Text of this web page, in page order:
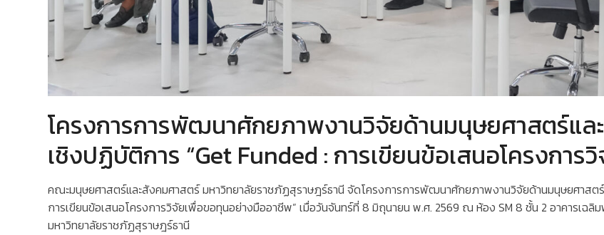
โครงการการพัฒนาศักยภาพงานวิจัยด้านมนุษยศาสตร์แล
เชิงปฏิบัติการ “Get Funded : การเขียนข้อเสนอโครงกา
คณะมนุษยศาสตร์และสังคมศาสตร์ มหาวิทยาลัยราชภัฏสุราษฎร์ธานี จัดโครงการการพัฒนาศักยภาพงานวิจัยด้านมนุษยศาสต
การเขียนข้อเสนอโครงการวิจัยเพื่อขอทุนอย่างมืออาชีพ” เมื่อวันจันทร์ที่ 8 มิถุนายน พ.ศ. 2569 ณ ห้อง SM 8 ชั้น 2 อาคารเฉ
มหาวิทยาลัยราชภัฏสุราษฎร์ธานี